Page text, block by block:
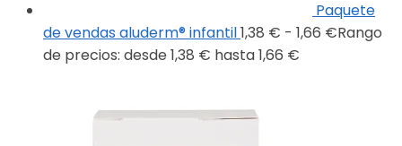
Paquete
de vendas aluderm® infantil1,38 € - 1,66 €Rango
de precios: desde 1,38 € hasta 1,66 €